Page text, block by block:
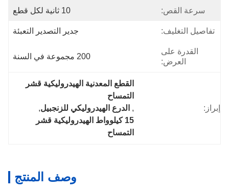
سرعة القص: 10 ثانية لكل قطع
تفاصيل التغليف: جدير التصدير التعبئة
القدرة على
العرض:
200 مجموعة في السنة
إبراز:
القطع المعدنية الهيدروليكية قشر
التمساح
, الدرع الهيدروليكي للزنجبيل ,
15 كيلوواط الهيدروليكية قشر
التمساح
وصف المنتج